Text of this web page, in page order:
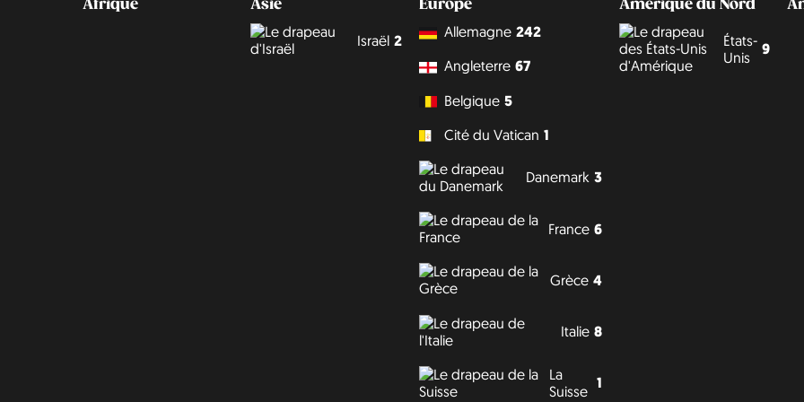
Afrique Asie
Israël 2
Europe
Allemagne 242
Angleterre 67
Belgique 5
Cité du Vatican 1
Danemark 3
France 6
Grèce 4
Italie 8
La
Suisse 1
Amérique du Nord
États-
Unis
9